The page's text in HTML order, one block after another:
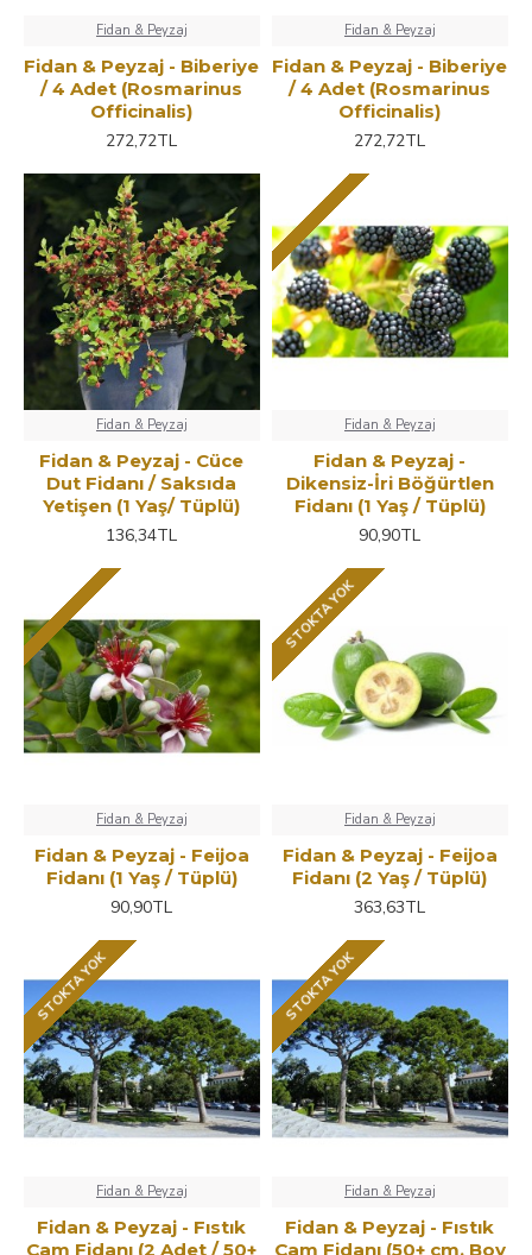
Fidan & Peyzaj
Fidan & Peyzaj - Biberiye
/ 4 Adet (Rosmarinus
Officinalis)
272,72TL
Fidan & Peyzaj
Fidan & Peyzaj - Biberiye
/ 4 Adet (Rosmarinus
Officinalis)
272,72TL
Fidan & Peyzaj
Fidan & Peyzaj - Cüce
Dut Fidanı / Saksıda
Yetişen (1 Yaş/ Tüplü)
136,34TL
Fidan & Peyzaj
Fidan & Peyzaj -
Dikensiz-İri Böğürtlen
Fidanı (1 Yaş / Tüplü)
90,90TL
Fidan & Peyzaj
Fidan & Peyzaj - Feijoa
Fidanı (1 Yaş / Tüplü)
90,90TL
STOKTA YOK
Fidan & Peyzaj
Fidan & Peyzaj - Feijoa
Fidanı (2 Yaş / Tüplü)
363,63TL
STOKTA YOK
Fidan & Peyzaj
Fidan & Peyzaj - Fıstık
Çam Fidanı (2 Adet / 50+
STOKTA YOK
Fidan & Peyzaj
Fidan & Peyzaj - Fıstık
Çam Fidanı (50+ cm. Boy